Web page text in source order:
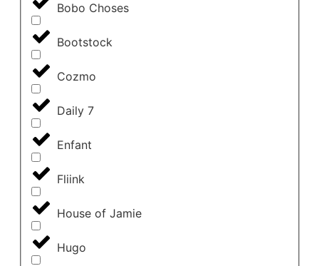
Bobo Choses
Bootstock
Cozmo
Daily 7
Enfant
Fliink
House of Jamie
Hugo